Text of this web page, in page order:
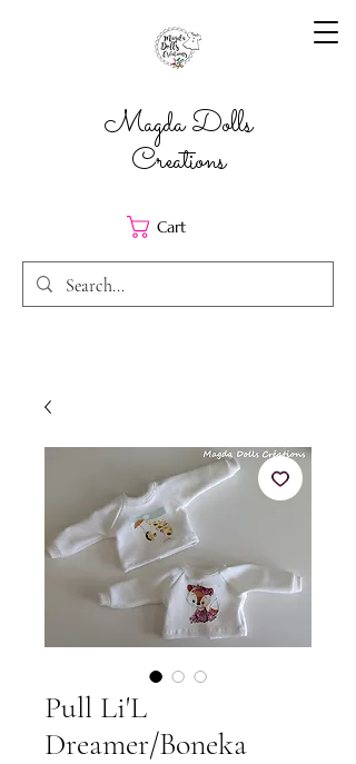
Magda Dolls
Creations
Cart
Pull Li'L
Dreamer/Boneka